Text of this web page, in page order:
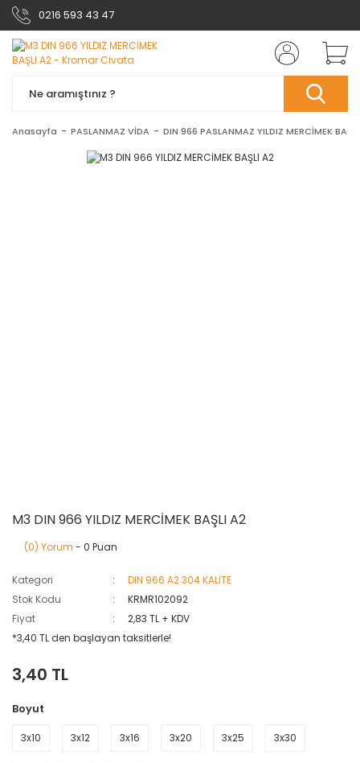
0216 593 43 47
Anasayfa PASLANMAZ VİDA DIN 966 PASLANMAZ YILDIZ MERCİMEK
M3 DIN 966 YILDIZ MERCİMEK BAŞLI A2
(0) Yorum - 0 Puan
Kategori
DIN 966 A2 304 KALİTE
Stok Kodu
KRMR102092
Fiyat
2,83 TL + KDV
*3,40 TL den başlayan taksitlerle!
3,40 TL
Boyut
3x10 3x12 3x16 3x20 3x25 3x30